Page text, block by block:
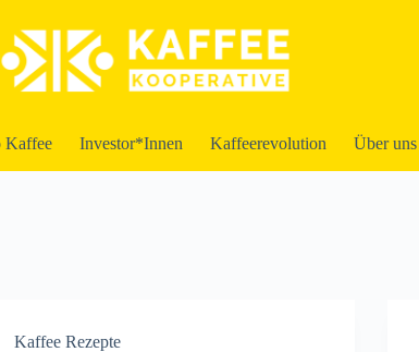
Kaffee Investor*Innen Kaffeerevolution Über uns
Kaffee Rezepte